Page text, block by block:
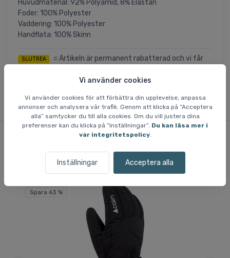
Vi använder cookies
Vi använder cookies för att förbättra din upplevelse, anpassa
annonser och analysera vår trafik. Genom att klicka på ”Acceptera
alla” samtycker du till alla cookies. Om du vill justera dina
preferenser kan du klicka på ”Inställningar”. Du kan läsa mer i
vår integritetspolicy.
Inställningar Acceptera alla
Huvudmaterial: 92% Polyamid, 8% Elastan
Foder: 100% Polyester
Vaddering: 100% Polyester
Handflata: 100% Skinn
SLUTREA
= Artikeln är permanent rabatterad och vi får
finns på lager är inte tillgängliga.
Liknande varor
Spara 63 %